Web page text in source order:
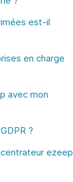
est-il
en charge
avec mon
?
ezeep